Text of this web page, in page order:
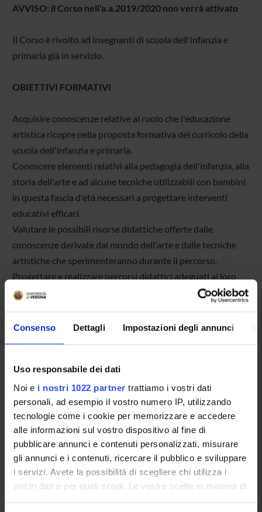
Consenso Dettagli Impostazioni degli annunci
Uso responsabile dei dati
Noi e i nostri 1022 partner trattiamo i vostri dati
personali, ad esempio il vostro numero IP, utilizzando
tecnologie come i cookie per memorizzare e accedere
alle informazioni sul vostro dispositivo al fine di
pubblicare annunci e contenuti personalizzati, misurare
gli annunci e i contenuti, ricercare il pubblico e sviluppare
i servizi. Avete la possibilità di scegliere chi utilizza i
vostri dati e per quali scopi. Le vostre scelte in materia di
privacy sono applicabili solo su questa proprietà digitale
AVVISO: il Corso nell'a.a.2019/2020 non verrà attivato
Il Corso è rivolto ad insegnanti di scuola dell'infanzia e
primaria già in servizio.
OBIETTIVI FORMATIVI
Acquisire conoscenze relative al ruolo che l'educazione
artistica ricopre nella proposta formativa del curricolo della
scuola dell'infanzia e primaria.
Conoscere elementi relativi alla pedagogia dell'infanzia, alla
storia dell'arte e ad alcune tecniche utilizzabili con bambini
in questa fascia d'età necessari a progettare interventi
educativi efficaci.
Valutare le possibili risorse didattiche offerte dalle
conoscenze derivate dal mondo dell'arte e dalle tecniche
artistiche che sperimenteranno durante il percorso.
Progettare e realizzare percorsi didattici adeguati ai loro
alunni utilizzando in modo consapevole le prospettive
sperimentate durante il Corso.
SCHEDA DEL CORSO
Tipo di corso
Corsi di perfezionamento
Durata
1 Anno
Classe di appartenenza